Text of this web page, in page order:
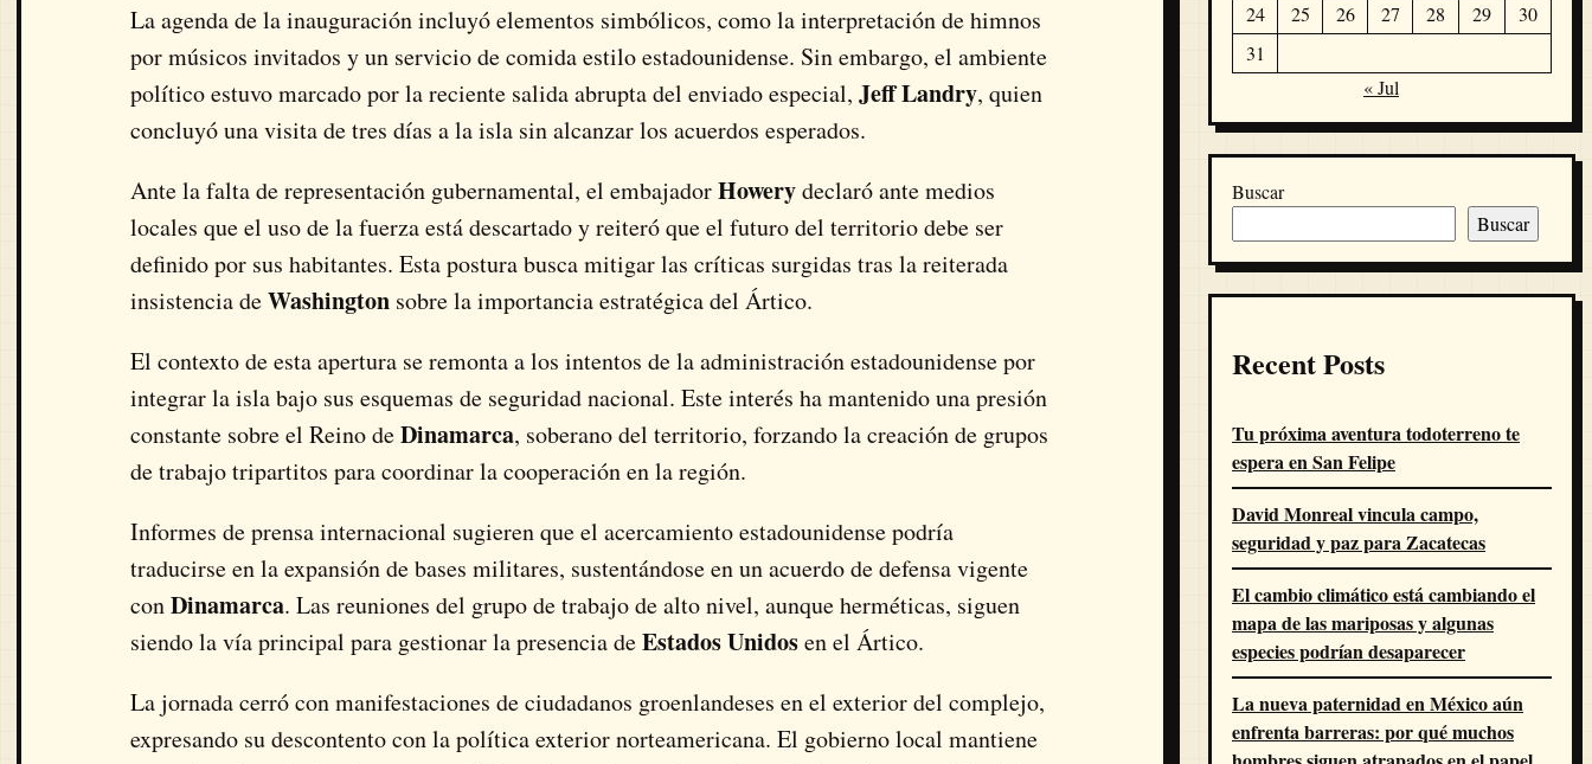
La agenda de la inauguración incluyó elementos simbólicos, como la interpretación de himnos
por músicos invitados y un servicio de comida estilo estadounidense. Sin embargo, el ambiente
político estuvo marcado por la reciente salida abrupta del enviado especial, Jeff Landry, quien
concluyó una visita de tres días a la isla sin alcanzar los acuerdos esperados.
Ante la falta de representación gubernamental, el embajadorHowerydeclaró ante medios
locales que el uso de la fuerza está descartado y reiteró que el futuro del territorio debe ser
definido por sus habitantes. Esta postura busca mitigar las críticas surgidas tras la reiterada
insistencia deWashington sobre la importancia estratégica del Ártico.
El contexto de esta apertura se remonta a los intentos de la administración estadounidense por
integrar la isla bajo sus esquemas de seguridad nacional. Este interés ha mantenido una presión
constante sobre el Reino deDinamarca, soberano del territorio, forzando la creación de grupos
de trabajo tripartitos para coordinar la cooperación en la región.
Informes de prensa internacional sugieren que el acercamiento estadounidense podría
traducirse en la expansión de bases militares, sustentándose en un acuerdo de defensa vigente
conDinamarca. Las reuniones del grupo de trabajo de alto nivel, aunque herméticas, siguen
siendo la vía principal para gestionar la presencia deEstados Unidosen el Ártico.
La jornada cerró con manifestaciones de ciudadanos groenlandeses en el exterior del complejo,
expresando su descontento con la política exterior norteamericana. El gobierno local mantiene
24
25 26 27 28 29
30
31
« Jul
Buscar
Buscar
Recent Posts
Tu próxima aventura todoterreno te
espera en San Felipe
David Monreal vincula campo,
seguridad y paz para Zacatecas
El cambio climático está cambiando el
mapa de las mariposas y algunas
especies podrían desaparecer
La nueva paternidad en México aún
enfrenta barreras: por qué muchos